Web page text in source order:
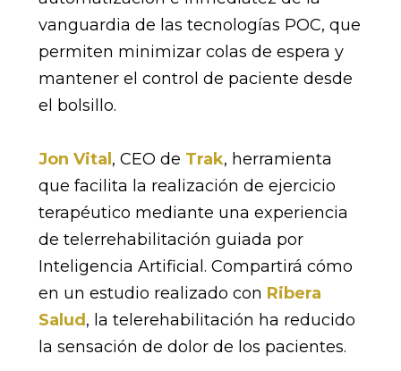
vanguardia de las tecnologías POC, que
permiten minimizar colas de espera y
mantener el control de paciente desde
el bolsillo.
Jon Vital, CEO de Trak, herramienta
que facilita la realización de ejercicio
terapéutico mediante una experiencia
de telerrehabilitación guiada por
Inteligencia Artificial. Compartirá cómo
en un estudio realizado con Ribera
Salud, la telerehabilitación ha reducido
la sensación de dolor de los pacientes.